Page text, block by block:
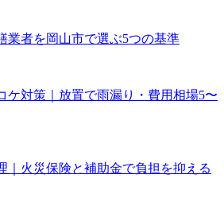
業者を岡山市で選ぶ5つの基準
ケ対策｜放置で雨漏り・費用相場5〜
｜火災保険と補助金で負担を抑える